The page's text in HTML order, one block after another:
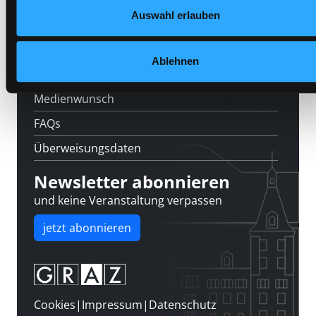
Auswahl erlauben
Ablehnen
Medienwunsch
FAQs
Überweisungsdaten
Newsletter abonnieren
und keine Veranstaltung verpassen
jetzt abonnieren
Cookies| Impressum| Datenschutz